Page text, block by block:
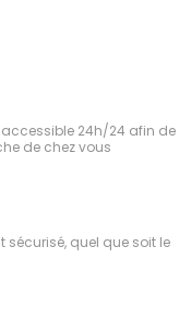
24h/24 afin de
de chez vous
sécurisé, quel que soit le